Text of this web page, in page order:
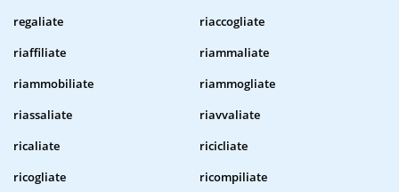
regaliate
riaccogliate
riaffiliate
riammaliate
riammobiliate
riammogliate
riassaliate
riavvaliate
ricaliate
ricicliate
ricogliate
ricompiliate